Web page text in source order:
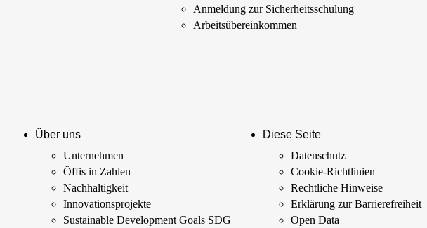
Anmeldung zur Sicherheits­schulung
Arbeits­übereinkommen
Über uns
Unternehmen
Öffis in Zahlen
Nachhaltigkeit
Innovations­projekte
Sustainable Development Goals SDG
Diese Seite
Datenschutz
Cookie-Richtlinien
Rechtliche Hinweise
Erklärung zur Barrierefreiheit
Open Data